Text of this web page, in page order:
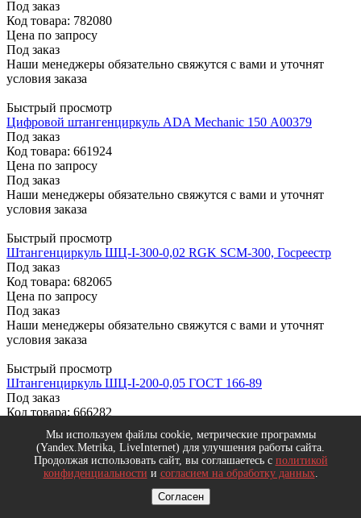
Под заказ
Код товара: 782080
Цена по запросу
Под заказ
Наши менеджеры обязательно свяжутся с вами и уточнят
условия заказа
Быстрый просмотр
Цифровой штангенциркуль ADA Mechanic 150 А00379
Под заказ
Код товара: 661924
Цена по запросу
Под заказ
Наши менеджеры обязательно свяжутся с вами и уточнят
условия заказа
Быстрый просмотр
Штангенциркуль ШЦ-I-300-0,02 RGK SCM-300, Госреестр
Под заказ
Код товара: 682065
Цена по запросу
Под заказ
Наши менеджеры обязательно свяжутся с вами и уточнят
условия заказа
Быстрый просмотр
Штангенциркуль ШЦ-I-200-0,05 ГОСТ 166-89
Под заказ
Код товара: 666282
Под заказ
Наши менеджеры обязательно свяжутся с вами и уточнят
условия заказа
Мы используем файлы cookie, метрические программы
(Yandex.Metrika, LiveInternet) для улучшения работы сайта.
Продолжая использовать сайт, вы соглашаетесь с политикой
конфиденциальности и согласием на обработку данных.
Согласен